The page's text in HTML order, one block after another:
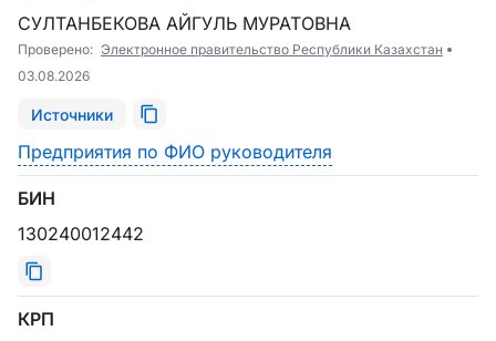
СУЛТАНБЕКОВА АЙГУЛЬ МУРАТОВНА
Проверено: Электронное правительство Республики Казахстан
03.08.2026
Источники
Предприятия по ФИО руководителя
БИН
130240012442
КРП